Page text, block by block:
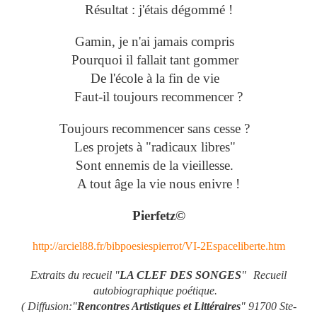
Résultat : j'étais dégommé !
Gamin, je n'ai jamais compris
Pourquoi il fallait tant gommer
De l'école à la fin de vie
Faut-il toujours recommencer ?
Toujours recommencer sans cesse ?
Les projets à "radicaux libres"
Sont ennemis de la vieillesse.
A tout âge la vie nous enivre !
Pierfetz©
http://arciel88.fr/bibpoesiespierrot/VI-2Espaceliberte.htm
Extraits du recueil "LA CLEF DES SONGES" Recueil
autobiographique poétique.
( Diffusion:"Rencontres Artistiques et Littéraires" 91700 Ste-